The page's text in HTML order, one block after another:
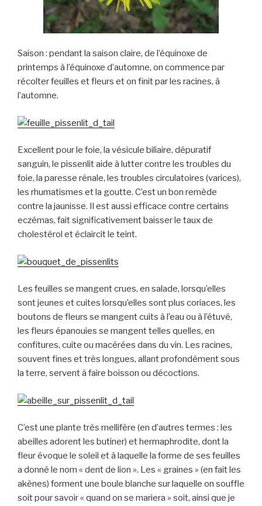
Saison : pendant la saison claire, de l’équinoxe de
printemps à l’équinoxe d’automne, on commence par
récolter feuilles et fleurs et on finit par les racines, à
l’automne.
Excellent pour le foie, la vésicule biliaire, dépuratif
sanguin, le pissenlit aide à lutter contre les troubles du
foie, la paresse rénale, les troubles circulatoires (varices),
les rhumatismes et la goutte. C’est un bon remède
contre la jaunisse. Il est aussi efficace contre certains
eczémas, fait significativement baisser le taux de
cholestérol et éclaircit le teint.
Les feuilles se mangent crues, en salade, lorsqu’elles
sont jeunes et cuites lorsqu’elles sont plus coriaces, les
boutons de fleurs se mangent cuits à l’eau ou à l’étuvé,
les fleurs épanouies se mangent telles quelles, en
confitures, cuite ou macérées dans du vin. Les racines,
souvent fines et très longues, allant profondément sous
la terre, servent à faire boisson ou décoctions.
C’est une plante très mellifère (en d’autres termes : les
abeilles adorent les butiner) et hermaphrodite, dont la
fleur évoque le soleil et à laquelle la forme de ses feuilles
a donné le nom « dent de lion ». Les « graines » (en fait les
akènes) forment une boule blanche sur laquelle on souffle
soit pour savoir « quand on se mariera » soit, ainsi que je